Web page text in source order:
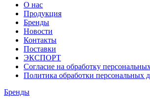
О нас
Продукция
Бренды
Новости
Контакты
Поставки
ЭКСПОРТ
Согласие на обработку
Политика обработки персональных
Бренды